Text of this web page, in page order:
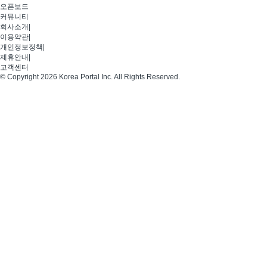
오픈보드
커뮤니티
회사소개
이용약관
개인정보정책
제휴안내
고객센터
© Copyright 2026 Korea Portal Inc. All Rights Reserved.